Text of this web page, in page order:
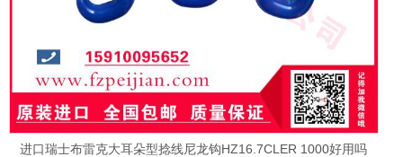
进口瑞士布雷克大耳朵型捻线尼龙钩HZ16.7CLER 1000好用吗